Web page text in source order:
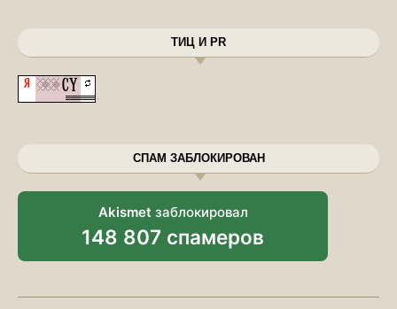
ТИЦ И PR
СПАМ ЗАБЛОКИРОВАН
Akismet заблокировал
148 807 спамеров